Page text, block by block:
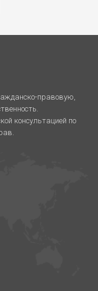
правовую,
консультацией по